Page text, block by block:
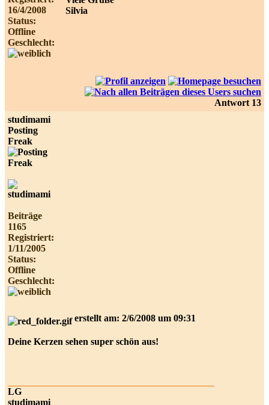
16/4/2008
Status:
Offline
Geschlecht:
Silvia
Antwort 13
studimami
Posting
Freak
Beiträge
1165
Registriert:
1/11/2005
Status:
Offline
Geschlecht:
erstellt am: 2/6/2008 um 09:31
Deine Kerzen sehen super schön aus!
LG
studimami